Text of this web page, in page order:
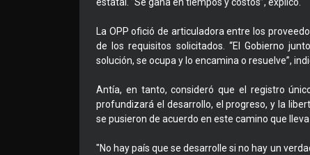
estatal. “Se gana en tiempos y costos”, explicó.
La OPP ofició de articuladora entre los
de los requisitos solicitados. “El Gobierno
solución, se ocupa y lo encamina o resuelve”,
Antía, en tanto, consideró que el registro
profundizará el desarrollo, el progreso, y la
se pusieron de acuerdo en este camino que
"No hay país que se desarrolle si no hay un